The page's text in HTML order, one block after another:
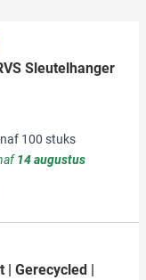
Sleutelhanger
100 stuks
14 augustus
| Gerecycled |